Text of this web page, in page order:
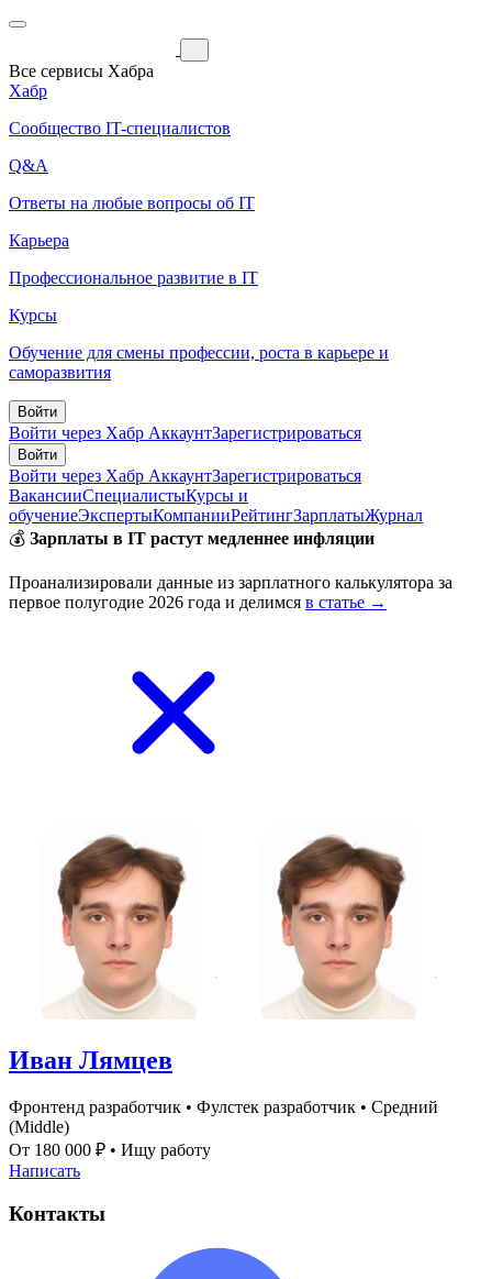
Все сервисы Хабра
Хабр
Сообщество IT-специалистов
Q&A
Ответы на любые вопросы об IT
Карьера
Профессиональное развитие в IT
Курсы
Обучение для смены профессии, роста в карьере и
саморазвития
Войти
Войти через Хабр АккаунтЗарегистрироваться
Войти
Войти через Хабр АккаунтЗарегистрироваться
ВакансииСпециалистыКурсы и
обучениеЭкспертыКомпанииРейтингЗарплатыЖурнал
💰 Зарплаты в IT растут медленнее инфляции
Проанализировали данные из зарплатного калькулятора за
первое полугодие 2026 года и делимся в статье →
Иван Лямцев
Фронтенд разработчик • Фулстек разработчик • Средний
(Middle)
От 180 000 ₽ • Ищу работу
Написать
Контакты